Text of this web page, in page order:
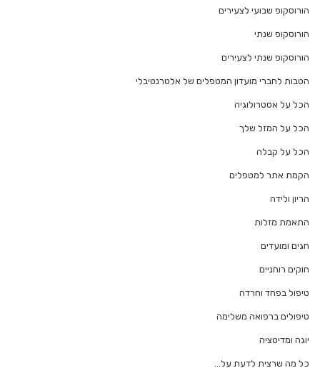
הורוסקופ שבועי לצעירים
הורוסקופ שנתי
הורוסקופ שנתי לצעירים
הטבות לחברי מועדון המטפלים של אלטרנטיבלי
הכל על אסטרולוגיה
הכל על המזל שלך
הכל על קבלה
הקמת אתר למטפלים
הריון ולידה
התאמת מזלות
חגים ומועדים
חוקים רוחניים
טיפול בפחד וחרדה
טיפולים ברפואה משלימה
יוגה ומדיטציה
כל מה שרצית לדעת על…